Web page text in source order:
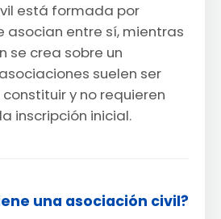
está formada por
asocian entre sí, mientras
se crea sobre un
suelen ser
y no requieren
inscripción inicial.
una asociación civil?